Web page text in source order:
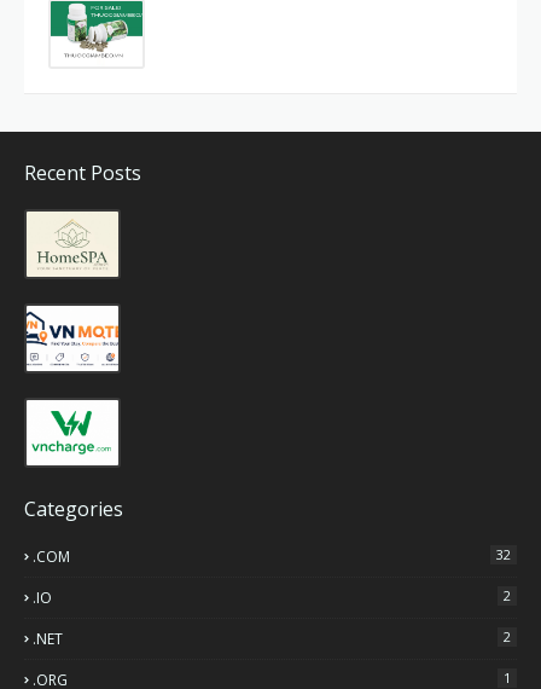
Recent Posts
Categories
.COM 32
.IO 2
.NET 2
.ORG 1